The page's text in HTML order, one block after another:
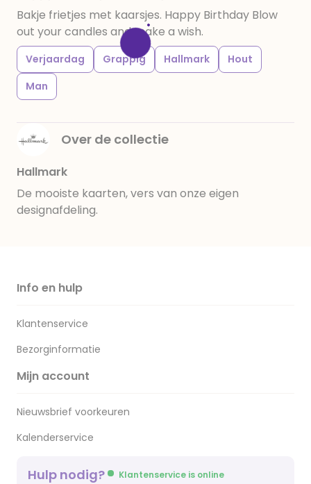
Bakje frietjes met kaarsjes. Happy Birthday Blow
out your candles and make a wish.
Verjaardag Grappig Hallmark
Hout
Man
Over de collectie
Hallmark
De mooiste kaarten, vers van onze eigen
designafdeling.
Info en hulp
Klantenservice
Bezorginformatie
Mijn account
Nieuwsbrief voorkeuren
Kalenderservice
Hulp nodig? Klantenservice is online